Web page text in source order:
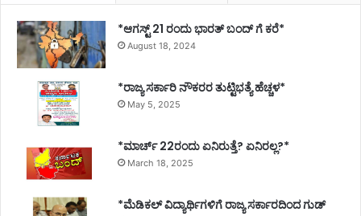
*ಆಗಸ್ಟ್ 21 ರಂದು ಭಾರತ್‌ ಬಂದ್‌ ಗೆ ಕರೆ*
August 18, 2024
*ರಾಜ್ಯ ಸರ್ಕಾರಿ ನೌಕರರ ತುಟ್ಟಿಭತ್ಯೆ ಹೆಚ್ಚಳ*
May 5, 2025
*ಮಾರ್ಚ್ 22ರಂದು ಏನಿರುತ್ತೆ? ಏನಿರಲ್ಲ?*
March 18, 2025
*ಮೆಡಿಕಲ್ ವಿದ್ಯಾರ್ಥಿಗಳಿಗೆ ರಾಜ್ಯ ಸರ್ಕಾರದಿಂದ ಗುಡ್